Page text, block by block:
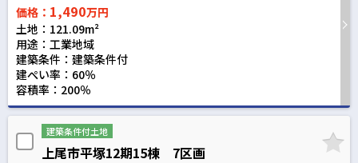
価格： 1,490万円
土地：121.09m²
用途：工業地域
建築条件： 建築条件付
建ぺい率：60％
容積率：200％
建築条件付土地
上尾市平塚12期15棟 7区画